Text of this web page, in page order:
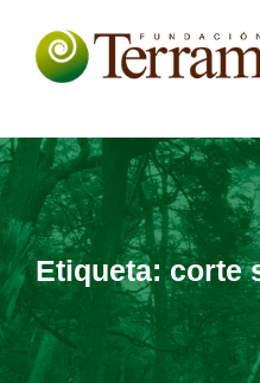
Etiqueta:corte